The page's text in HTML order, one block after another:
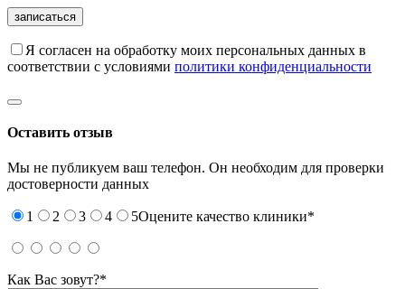
Я согласен на обработку моих персональных данных в
соответствии с условиями политики конфиденциальности
Оставить отзыв
Мы не публикуем ваш телефон. Он необходим для проверки
достоверности данных
1 2 3 4 5Оцените качество клиники*
Как Вас зовут?*